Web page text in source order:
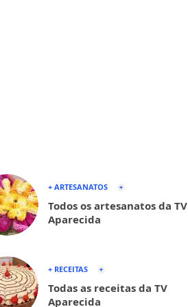
+ ARTESANATOS
Todos os artesanatos da TV
Aparecida
+ RECEITAS
Todas as receitas da TV
Aparecida